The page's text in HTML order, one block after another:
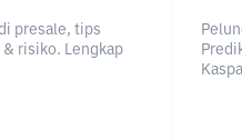
presale, tips
risiko. Lengkap